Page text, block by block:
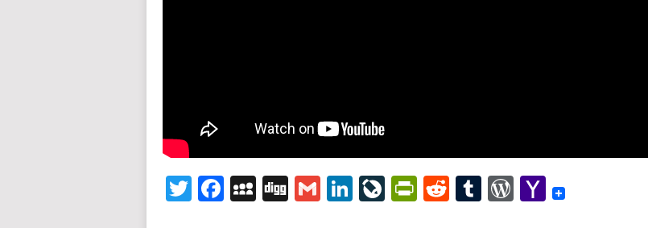
Twitter
Facebook
MySpace
DiggGmailLinkedIn
LiveJournal
PrintFriendly
RedditTumblr
WordPress
Yahoo